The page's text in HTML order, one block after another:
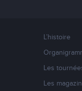
L’histoire
Les
Les